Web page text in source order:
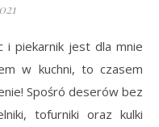
i piekarnik jest dla mnie
w kuchni, to czasem
Spośró deserów bez
tofurniki oraz kulki